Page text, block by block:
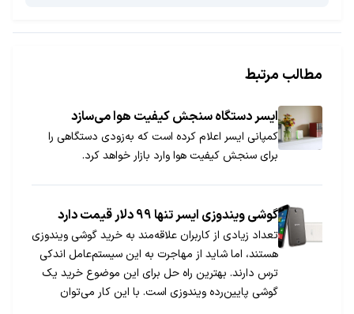
مطالب مرتبط
ایسر دستگاه سنجش کیفیت هوا می‌سازد
کمپانی ایسر اعلام کرده است که به‌زودی دستگاهی را
برای سنجش کیفیت هوا وارد بازار خواهد کرد.
گوشی ویندوزی ایسر تنها 99 دلار قیمت دارد
تعداد زیادی از کاربران علاقه‌مند به خرید گوشی ویندوزی
هستند، اما شاید از مهاجرت به این سیستم‌عامل اندکی
ترس دارند. بهترین راه حل برای این موضوع خرید یک
گوشی پایین‌رده ویندوزی است. با این کار می‌توان